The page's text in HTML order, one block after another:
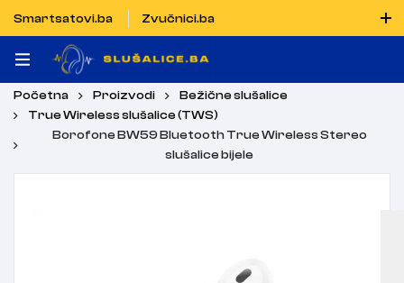
Smartsatovi.ba
Zvučnici.ba
Naručiti možete i porukom putem Vibera i WhatsAppa
Početna Proizvodi
Bežične slušalice
True Wireless slušalice (TWS)
Borofone BW59 Bluetooth True Wireless Stereo
slušalice bijele